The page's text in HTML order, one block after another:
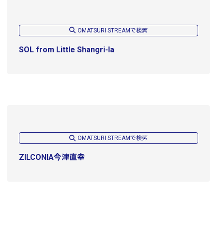
OMATSURI STREAMで検索
SOL from Little Shangri-la
OMATSURI STREAMで検索
ZILCONIA今津直幸